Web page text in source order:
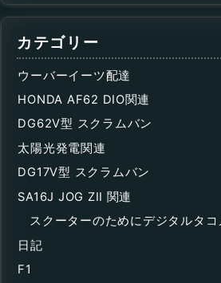
カテゴリー
ウーバーイーツ配達
HONDA AF62 DIO関連
DG62V型 スクラムバン
太陽光発電関連
DG17V型 スクラムバン
SA16J JOG ZII 関連
スクーターのためにデジタルタコ
日記
F1